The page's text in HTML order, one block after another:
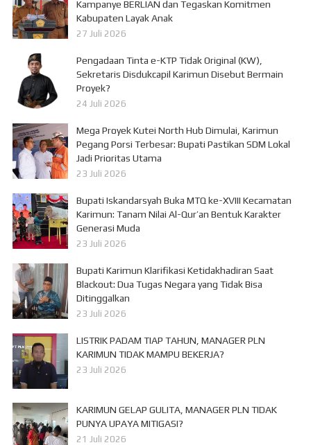
Kampanye BERLIAN dan Tegaskan Komitmen
Kabupaten Layak Anak
27 Juli 2026
Pengadaan Tinta e-KTP Tidak Original (KW),
Sekretaris Disdukcapil Karimun Disebut Bermain
Proyek?
24 Juli 2026
Mega Proyek Kutei North Hub Dimulai, Karimun
Pegang Porsi Terbesar: Bupati Pastikan SDM Lokal
Jadi Prioritas Utama
23 Juli 2026
Bupati Iskandarsyah Buka MTQ ke-XVIII Kecamatan
Karimun: Tanam Nilai Al-Qur’an Bentuk Karakter
Generasi Muda
23 Juli 2026
Bupati Karimun Klarifikasi Ketidakhadiran Saat
Blackout: Dua Tugas Negara yang Tidak Bisa
Ditinggalkan
23 Juli 2026
LISTRIK PADAM TIAP TAHUN, MANAGER PLN
KARIMUN TIDAK MAMPU BEKERJA?
23 Juli 2026
KARIMUN GELAP GULITA, MANAGER PLN TIDAK
PUNYA UPAYA MITIGASI?
21 Juli 2026